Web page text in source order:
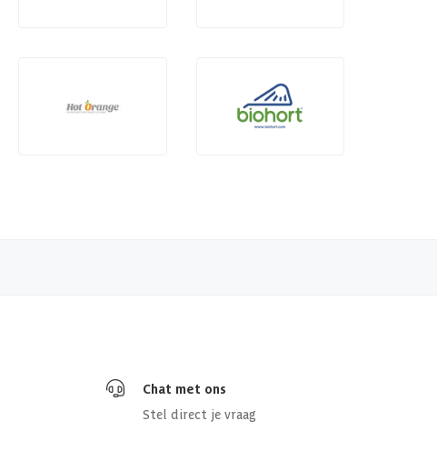
Chat met ons
Stel direct je vraag